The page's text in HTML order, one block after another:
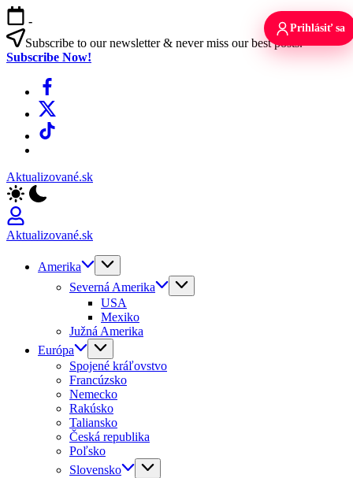
Skip
to
content
-
Subscribe to our newsletter & never miss our best posts.
Subscribe Now!
Facebook
X
TikTok
Aktualizované.sk
Aktualizované.sk
Amerika
Severná Amerika
USA
Mexiko
Južná Amerika
Európa
Spojené kráľovstvo
Francúzsko
Nemecko
Rakúsko
Taliansko
Česká republika
Poľsko
Slovensko
Prihlásiť sa